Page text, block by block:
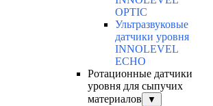
OPTIC
Ультразвуковые
датчики уровня
INNOLEVEL
ECHO
Ротационные датчики
уровня для сыпучих
материалов
▼